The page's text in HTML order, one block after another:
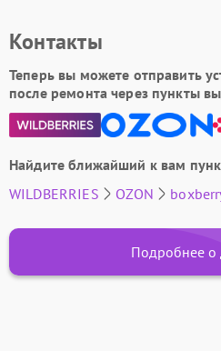
Контакты
Теперь вы можете отправить
после ремонта через пункты
Найдите ближайший к вам
WILDBERRIES
OZON
Подробнее о